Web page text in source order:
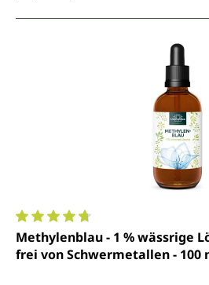
Durchschnittliche Bewertung
Methylenblau - 1 % wässrige
frei von Schwermetallen - 100